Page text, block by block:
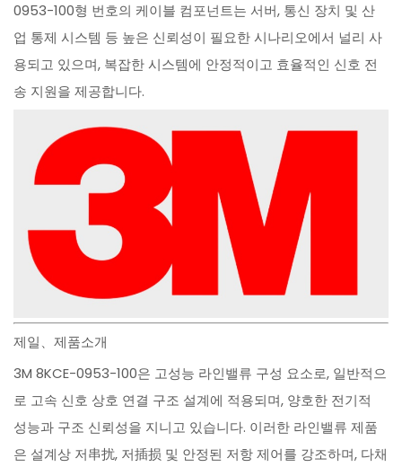
0953-100형 번호의 케이블 컴포넌트는 서버, 통신 장치 및 산
업 통제 시스템 등 높은 신뢰성이 필요한 시나리오에서 널리 사
용되고 있으며, 복잡한 시스템에 안정적이고 효율적인 신호 전
송 지원을 제공합니다.
제일、제품소개
3M 8KCE-0953-100은 고성능 라인밸류 구성 요소로, 일반적으
로 고속 신호 상호 연결 구조 설계에 적용되며, 양호한 전기적
성능과 구조 신뢰성을 지니고 있습니다. 이러한 라인밸류 제품
은 설계상 저串扰, 저插损 및 안정된 저항 제어를 강조하며, 다채